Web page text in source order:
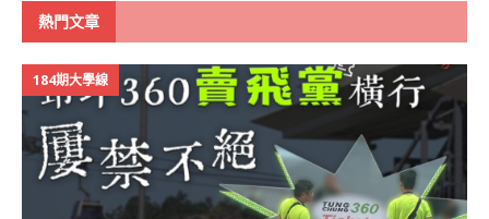
熱門文章
184期大學線